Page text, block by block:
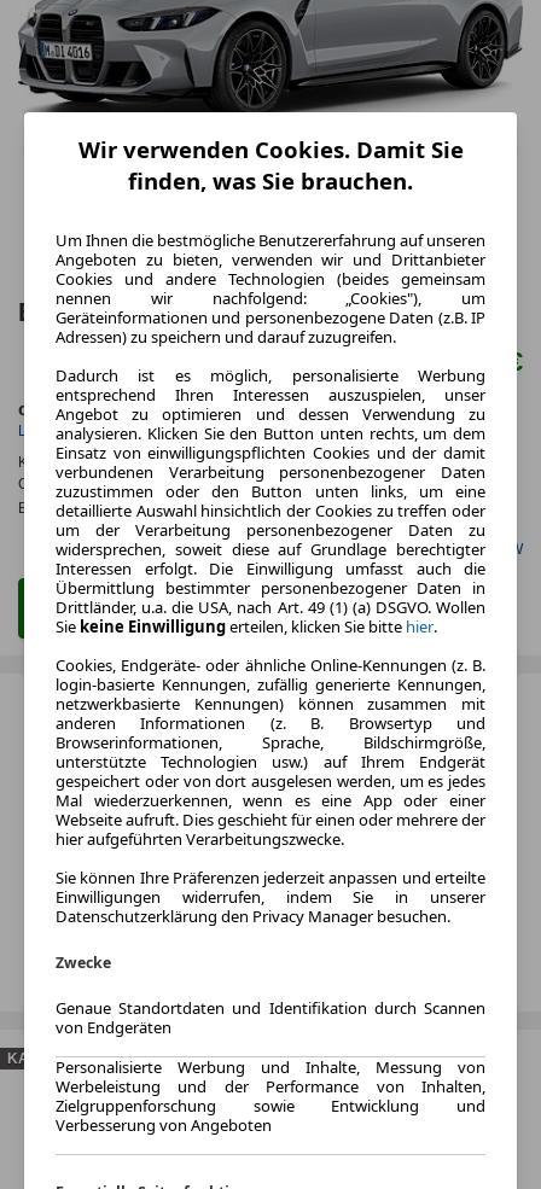
BMW M8 Cabrio Benzin 530 PS
130.710 €
ca. 390 kW (530 PS)
Leistung
Benzin
Kraftstoff
Kraftstoffverbr.¹: ca. 10,5 l/100km(komb.)
CO
-Emissionen* ca. 239 g/km
(komb.)
Effizienzklasse: G
Gefunden auf BMW
Zum Kauf Angebot
KAUFEN
Wir verwenden Cookies. Damit Sie
finden, was Sie brauchen.
Um Ihnen die bestmögliche Benutzererfahrung auf unseren
Angeboten zu bieten, verwenden wir und Drittanbieter
Cookies und andere Technologien (beides gemeinsam
nennen wir nachfolgend: „Cookies"), um
Geräteinformationen und personenbezogene Daten (z.B. IP
Adressen) zu speichern und darauf zuzugreifen.
Dadurch ist es möglich, personalisierte Werbung
entsprechend Ihren Interessen auszuspielen, unser
Angebot zu optimieren und dessen Verwendung zu
analysieren. Klicken Sie den Button unten rechts, um dem
Einsatz von einwilligungspflichten Cookies und der damit
verbundenen Verarbeitung personenbezogener Daten
zuzustimmen oder den Button unten links, um eine
detaillierte Auswahl hinsichtlich der Cookies zu treffen oder
um der Verarbeitung personenbezogener Daten zu
widersprechen, soweit diese auf Grundlage berechtigter
Interessen erfolgt. Die Einwilligung umfasst auch die
Übermittlung bestimmter personenbezogener Daten in
Drittländer, u.a. die USA, nach Art. 49 (1) (a) DSGVO. Wollen
Sie keine Einwilligungerteilen, klicken Sie bitte hier.
Cookies, Endgeräte- oder ähnliche Online-Kennungen (z. B.
login-basierte Kennungen, zufällig generierte Kennungen,
netzwerkbasierte Kennungen) können zusammen mit
anderen Informationen (z. B. Browsertyp und
Browserinformationen, Sprache, Bildschirmgröße,
unterstützte Technologien usw.) auf Ihrem Endgerät
gespeichert oder von dort ausgelesen werden, um es jedes
Mal wiederzuerkennen, wenn es eine App oder einer
Webseite aufruft. Dies geschieht für einen oder mehrere der
hier aufgeführten Verarbeitungszwecke.
Sie können Ihre Präferenzen jederzeit anpassen und erteilte
Einwilligungen widerrufen, indem Sie in unserer
Datenschutzerklärung den Privacy Manager besuchen.
Zwecke
Genaue Standortdaten und Identifikation durch Scannen
von Endgeräten
Personalisierte Werbung und Inhalte, Messung von
Werbeleistung und der Performance von Inhalten,
Zielgruppenforschung sowie Entwicklung und
Verbesserung von Angeboten